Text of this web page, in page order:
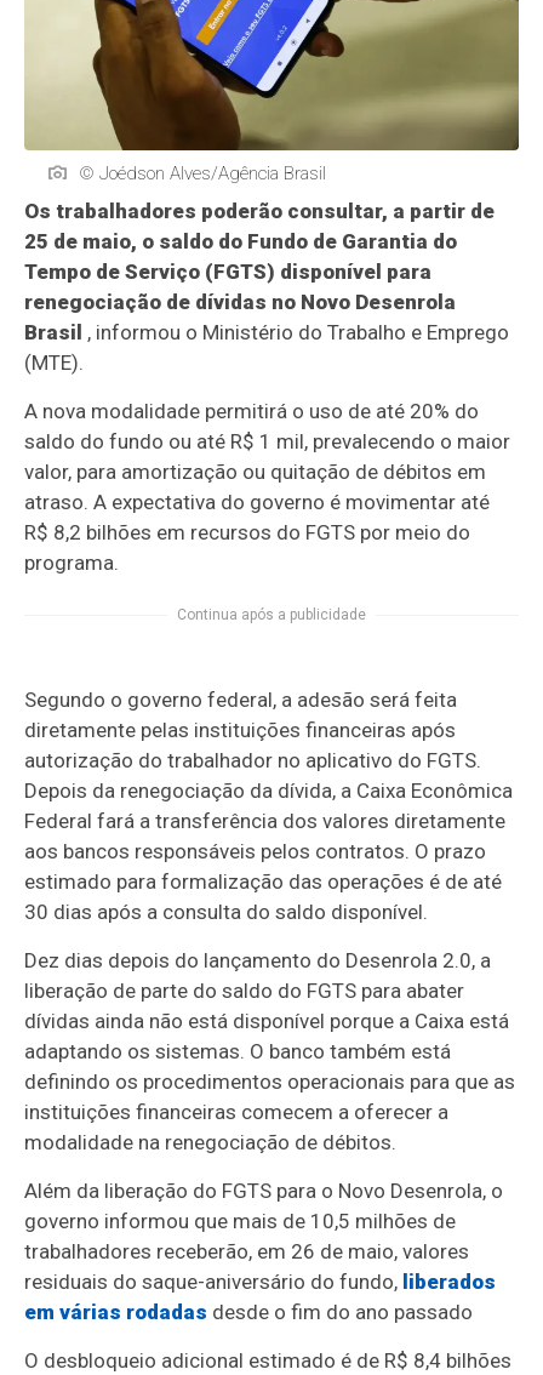
© Joédson Alves/Agência Brasil
Os trabalhadores poderão consultar, a partir de
25 de maio, o saldo do Fundo de Garantia do
Tempo de Serviço (FGTS) disponível para
renegociação de dívidas no Novo Desenrola
Brasil , informou o Ministério do Trabalho e Emprego
(MTE).
A nova modalidade permitirá o uso de até 20% do
saldo do fundo ou até R$ 1 mil, prevalecendo o maior
valor, para amortização ou quitação de débitos em
atraso. A expectativa do governo é movimentar até
R$ 8,2 bilhões em recursos do FGTS por meio do
programa.
Continua após a publicidade
Segundo o governo federal, a adesão será feita
diretamente pelas instituições financeiras após
autorização do trabalhador no aplicativo do FGTS.
Depois da renegociação da dívida, a Caixa Econômica
Federal fará a transferência dos valores diretamente
aos bancos responsáveis pelos contratos. O prazo
estimado para formalização das operações é de até
30 dias após a consulta do saldo disponível.
Dez dias depois do lançamento do Desenrola 2.0, a
liberação de parte do saldo do FGTS para abater
dívidas ainda não está disponível porque a Caixa está
adaptando os sistemas. O banco também está
definindo os procedimentos operacionais para que as
instituições financeiras comecem a oferecer a
modalidade na renegociação de débitos.
Além da liberação do FGTS para o Novo Desenrola, o
governo informou que mais de 10,5 milhões de
trabalhadores receberão, em 26 de maio, valores
residuais do saque-aniversário do fundo, liberados
em várias rodadas desde o fim do ano passado
O desbloqueio adicional estimado é de R$ 8,4 bilhões